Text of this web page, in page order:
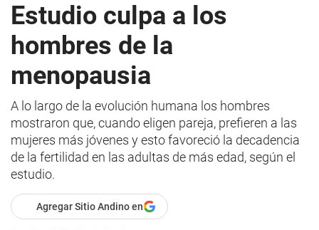
Estudio culpa a los
hombres de la
menopausia
A lo largo de la evolución humana los hombres
mostraron que, cuando eligen pareja, prefieren a las
mujeres más jóvenes y esto favoreció la decadencia
de la fertilidad en las adultas de más edad, según el
estudio.
Agregar Sitio Andino en